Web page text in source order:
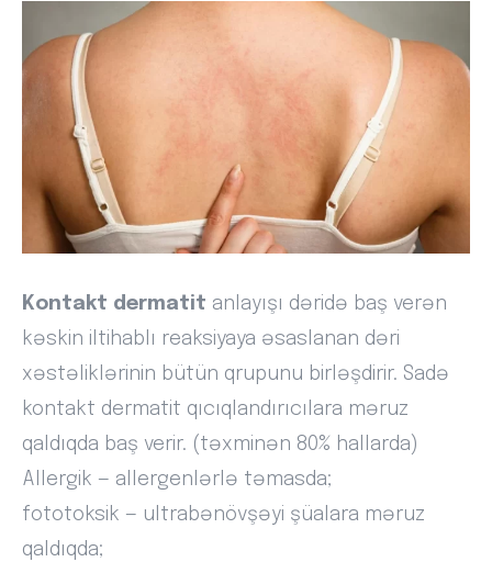
Kontakt dermatit anlayışı dəridə baş verən
kəskin iltihablı reaksiyaya əsaslanan dəri
xəstəliklərinin bütün qrupunu birləşdirir. Sadə
kontakt dermatit qıcıqlandırıcılara məruz
qaldıqda baş verir. (təxminən 80% hallarda)
Allergik — allergenlərlə təmasda;
fototoksik — ultrabənövşəyi şüalara məruz
qaldıqda;